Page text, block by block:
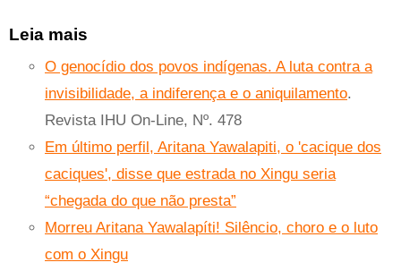
Leia mais
O genocídio dos povos indígenas. A luta contra a
invisibilidade, a indiferença e o aniquilamento.
Revista IHU On-Line, Nº. 478
Em último perfil, Aritana Yawalapiti, o 'cacique dos
caciques', disse que estrada no Xingu seria
“chegada do que não presta”
Morreu Aritana Yawalapíti! Silêncio, choro e o luto
com o Xingu